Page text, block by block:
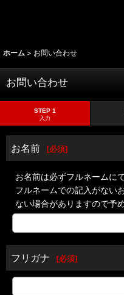
ホーム > お問い合わせ
お問い合わせ
STEP 1
入力
お名前 [必須]
お名前は必ずフルネームに
フルネームでの記入がない
ない場合がありますので予
フリガナ [必須]